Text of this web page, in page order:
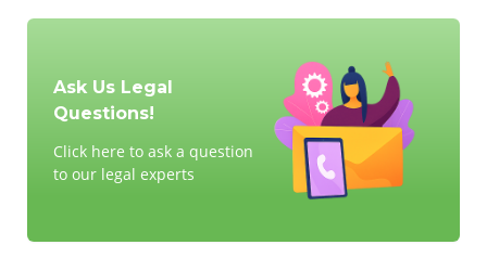
Ask Us Legal
Questions!
Click here to ask a question
to our legal experts